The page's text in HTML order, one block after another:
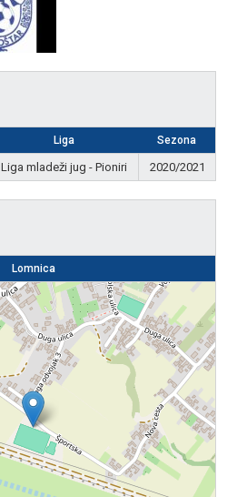
Liga Sezona
Liga mladeži jug - Pioniri 2020/2021
Lomnica